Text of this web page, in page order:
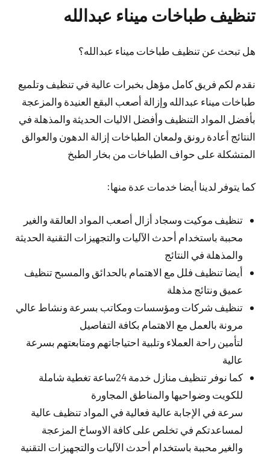
تنظيف طباخات ميناء عبدالله
هل تبحث عن تنظيف طباخات ميناء عبدالله؟
نقدم لكم فريق كامل مؤهل بخبرات عالية في تنظيف وتلميع
طباخات ميناء عبدالله وإزالة أصعب البقع العنيدة والمزعجة
بأفضل المواد التنظيف وأفضل الاليات الحديثة والمذهلة في
النتائج أعادة رونق ولمعان الطباخات إزالة الدهون والعوالق
المتشكلة على حواف الطباخات من بخار الطبخ
كما يتوفر لدينا أيضا خدمات عدة منها:
تنظيف موكيت وسجاد أزال أصعب المواد العالقة والغير
محببة باستخدام أحدث الآليات والتجهيزات التقنية الحديثة
والمذهلة في النتائج
أيضا تنظيف فلل مع الاهتمام بالحدائق والمسبح تنظيف
عميق ونتائج مذهلة
تنظيف شركات ومؤسسات ومكاتب بسرعة ونشاط عالي
مرونة بالعمل مع الاهتمام بكافة التفاصيل
لتأمين راحة العملاء وتلبية احتياجاتهم ومتابعتهم بسرعة
عالية
كما نوفر تنظيف منازل خدمة 24ساعة تغطية شاملة
للكويت وضواحيها والمناطق المجاورة
سرعة في الإجابة عالية فعالية في المواد تنظيف عالية
لمساعدتكم في تخلص على كافة الاوساخ المزعجة
والغير محببة باستخدام أحدث الآليات والتجهيزات التقنية